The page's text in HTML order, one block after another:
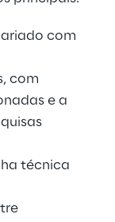
com
com
e a
técnica